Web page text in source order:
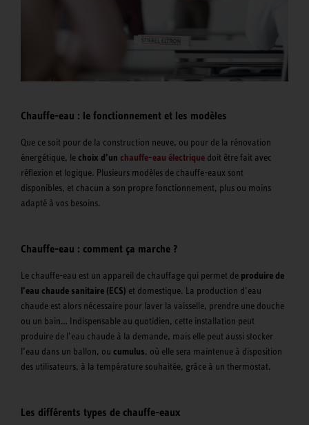
Chauffe-eau : le fonctionnement et les modèles
Que ce soit pour de la construction neuve, ou pour de la rénovation
énergétique, le choix d’un chauffe-eau électrique doit être fait avec
réflexion et logique. Plusieurs modèles de chauffe-eaux sont
disponibles, et chacun a son propre fonctionnement, plus ou moins
adapté à vos besoins.
Chauffe-eau : comment ça marche ?
Le chauffe-eau est un appareil de chauffage qui permet de produire de
l’eau chaude sanitaire (ECS) et domestique. La production d’eau
chaude est alors nécessaire pour laver la vaisselle, prendre une douche
ou un bain… Indispensable au quotidien, cette installation peut
produire de l’eau chaude à la demande, mais elle peut aussi stocker
l’eau dans un ballon, ou cumulus, où elle sera maintenue à disposition
des utilisateurs, à la température souhaitée, grâce à un thermostat.
Les différents types de chauffe-eaux